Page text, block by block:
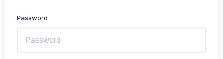
Password